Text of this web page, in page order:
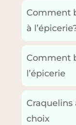
Comment
à
Comment
l’épicerie
Craquelins
choix